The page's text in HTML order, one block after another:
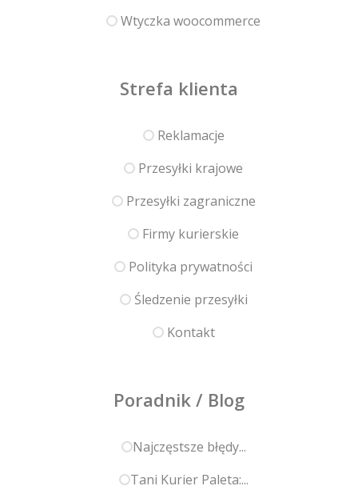
Wtyczka woocommerce
Strefa klienta
Reklamacje
Przesyłki krajowe
Przesyłki zagraniczne
Firmy kurierskie
Polityka prywatności
Śledzenie przesyłki
Kontakt
Poradnik / Blog
Najczęstsze błędy...
Tani Kurier Paleta:...